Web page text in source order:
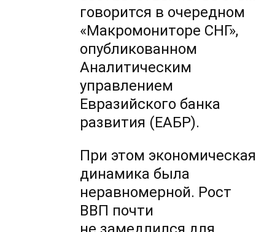
говорится в очередном
«Макромониторе СНГ»,
опубликованном
Аналитическим
управлением
Евразийского банка
развития (ЕАБР).
При этом экономическая
динамика была
неравномерной. Рост
ВВП почти